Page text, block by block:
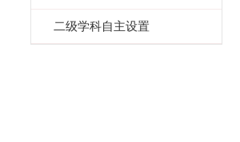
二级学科自主设置